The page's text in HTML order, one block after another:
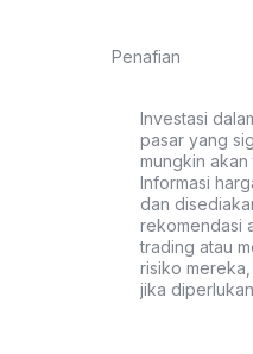
Penafian
Investasi
pasar yang
mungkin
Informasi
dan
rekomendasi
trading atau
risiko
jika